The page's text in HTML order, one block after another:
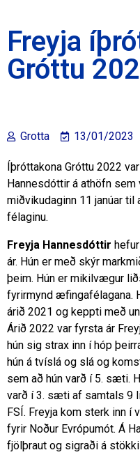
Freyja
Gróttu
Grotta 13/01/2023
Íþróttakona Gróttu 2022
Hannesdóttir á athöfn sem
miðvikudaginn 11 janúar til
félaginu.
Freyja Hannesdóttir
ár. Hún er með skýr
þeim. Hún er mikilvægur
fyrirmynd æfingafélagana.
árið 2021 og keppti með
Árið 2022 var fyrsta ár
hún sig strax inn í hóp
hún á tvíslá og slá og
sem að hún varð í 5. sæti.
varð í 3. sæti af samtals 9
FSÍ. Freyja kom sterk inn í
fyrir Noður Evrópumót. Á
fjölþraut og sigraði á